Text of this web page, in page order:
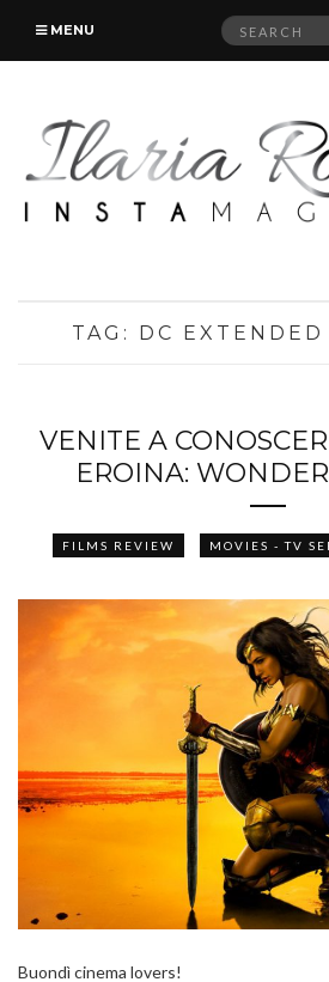
MENU
Search
TAG: DC
VENITE A
EROINA:
FILMS REVIEW MOVIES - TV
Buondì cinema lovers!